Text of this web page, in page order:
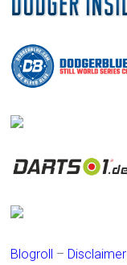
Blogroll – Disclaimer